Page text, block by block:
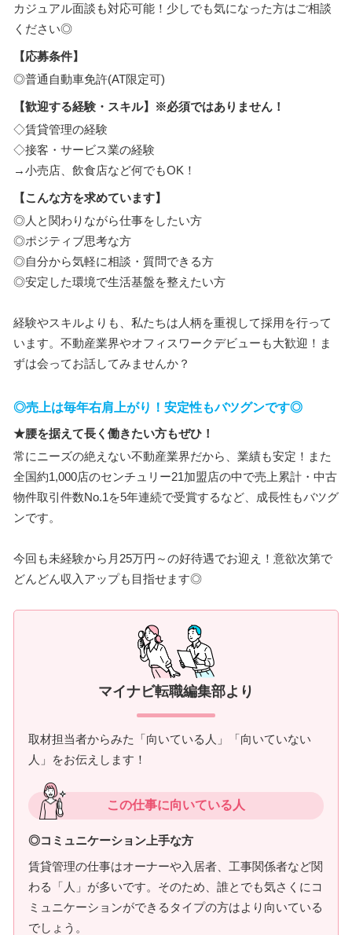
カジュアル面談も対応可能！少しでも気になった方はご相談
ください◎
【応募条件】
◎普通自動車免許(AT限定可)
【歓迎する経験・スキル】※必須ではありません！
◇賃貸管理の経験
◇接客・サービス業の経験
→小売店、飲食店など何でもOK！
【こんな方を求めています】
◎人と関わりながら仕事をしたい方
◎ポジティブ思考な方
◎自分から気軽に相談・質問できる方
◎安定した環境で生活基盤を整えたい方
経験やスキルよりも、私たちは人柄を重視して採用を行って
います。不動産業界やオフィスワークデビューも大歓迎！ま
ずは会ってお話してみませんか？
◎売上は毎年右肩上がり！安定性もバツグンです◎
★腰を据えて長く働きたい方もぜひ！
常にニーズの絶えない不動産業界だから、業績も安定！また
全国約1,000店のセンチュリー21加盟店の中で売上累計・中古
物件取引件数No.1を5年連続で受賞するなど、成長性もバツグ
ンです。
今回も未経験から月25万円～の好待遇でお迎え！意欲次第で
どんどん収入アップも目指せます◎
マイナビ転職編集部より
取材担当者からみた「向いている人」「向いていない
人」をお伝えします！
この仕事に向いている人
◎コミュニケーション上手な方
賃貸管理の仕事はオーナーや入居者、工事関係者など関
わる「人」が多いです。そのため、誰とでも気さくにコ
ミュニケーションができるタイプの方はより向いている
でしょう。